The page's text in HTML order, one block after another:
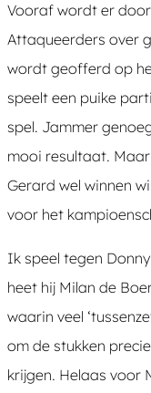
Vooraf wordt er
Attaqueerders over
wordt geofferd op
speelt een puike
spel. Jammer
mooi resultaat.
Gerard wel winnen
voor het
Ik speel tegen
heet hij Milan de
waarin veel
om de stukken
krijgen. Helaas voor